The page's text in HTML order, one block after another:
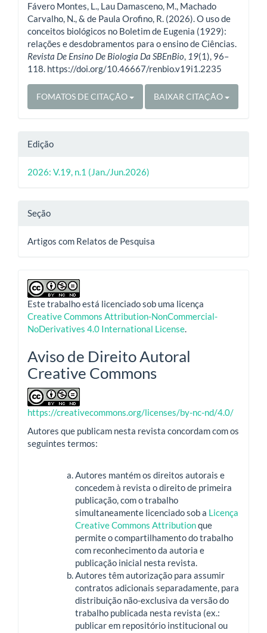
artigo
Fávero Montes, L., Lau Damasceno, M., Machado
Carvalho, N., & de Paula Orofino, R. (2026). O uso de
conceitos biológicos no Boletim de Eugenia (1929):
relações e desdobramentos para o ensino de Ciências.
Revista De Ensino De Biologia Da SBEnBio, 19(1), 96–
118. https://doi.org/10.46667/renbio.v19i1.2235
FOMATOS DE CITAÇÃO BAIXAR CITAÇÃO
Edição
2026: V.19, n.1 (Jan./Jun.2026)
Seção
Artigos com Relatos de Pesquisa
Este trabalho está licenciado sob uma licença
Creative Commons Attribution-NonCommercial-
NoDerivatives 4.0 International License.
Aviso de Direito Autoral
Creative Commons
https://creativecommons.org/licenses/by-nc-nd/4.0/
Autores que publicam nesta revista concordam com os
seguintes termos:
Autores mantém os direitos autorais e
concedem à revista o direito de primeira
publicação, com o trabalho
simultaneamente licenciado sob a Licença
Creative Commons Attributionque
permite o compartilhamento do trabalho
com reconhecimento da autoria e
publicação inicial nesta revista.
Autores têm autorização para assumir
contratos adicionais separadamente, para
distribuição não-exclusiva da versão do
trabalho publicada nesta revista (ex.:
publicar em repositório institucional ou